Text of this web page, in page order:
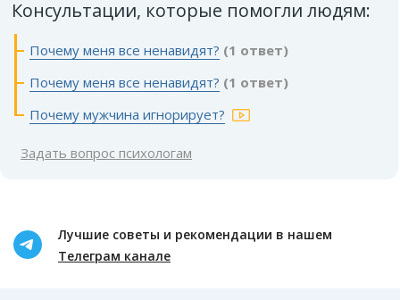
Консультации, которые помогли людям:
Почему меня все ненавидят? (1 ответ)
Почему меня все ненавидят? (1 ответ)
Почему мужчина игнорирует?
Задать вопрос психологам
Лучшие советы и рекомендации в нашем
Телеграм канале